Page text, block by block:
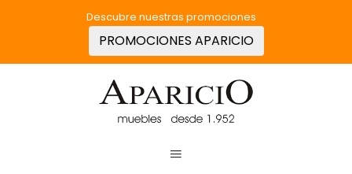
Descubre nuestras promociones
PROMOCIONES APARICIO